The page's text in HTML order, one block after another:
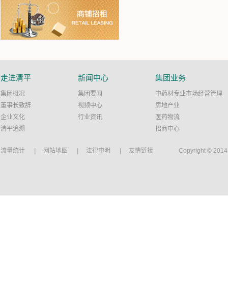
走进清平
集团概况
董事长致辞
企业文化
清平追溯
新闻中心
集团要闻
视频中心
行业资讯
集团业务
中药材专业市场经营管理
房地产业
医药物流
招商中心
流量统计 网站地图 法律申明 友情链接 Copyright ©